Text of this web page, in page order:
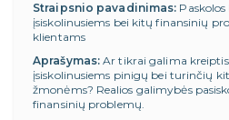
Straipsnio pavadinimas:
įsiskolinusiems bei kitų finansinių
klientams
Aprašymas: Ar tikrai galima kreiptis
įsiskolinusiems pinigų bei turinčių
žmonėms? Realios galimybės
finansinių problemų.